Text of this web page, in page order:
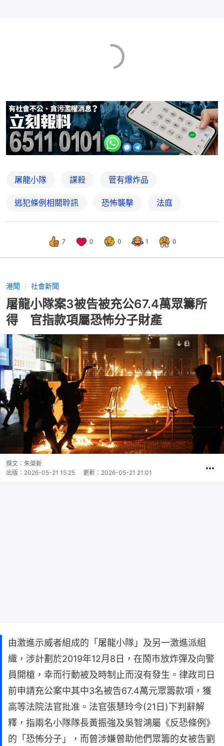
屠龍小隊 謀殺 管有爆炸品
逃犯條例相關聆訊 恐怖襲擊 法庭
7 0 0 1 0
港聞 社會新聞
屠龍小隊案3被告被充公67.4萬眾籌所
得 官指款項屬恐怖分子財產
撰文： 朱棨新
出版： 2026-05-21 15:25 更新： 2026-05-21 21:01
由激進示威者組成的「屠龍小隊」及另一激進派組
織，涉計劃於2019年12月8日，在鬧市放炸彈及向警
員開槍，幸而行動被及時制止而沒有發生。律政司日
前申請充公案中其中3名被告67.4萬元眾籌款項，獲
高等法院法官批准。法官張慧玲今(21日)下判辭解
釋，指兩名小隊隊長黃振強及吳智鴻屬《反恐條例》
的「恐怖分子」，而曾涉嫌曾助他們眾籌的女被告劉